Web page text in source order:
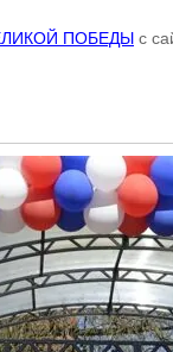
ПОБЕДЫ с